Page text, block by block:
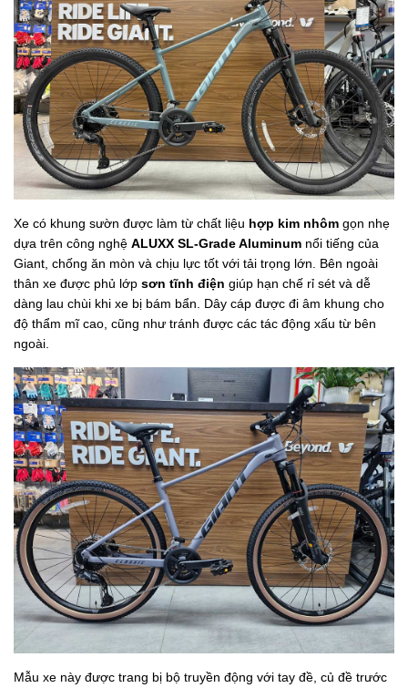
Xe có khung sườn được làm từ chất liệu hợp kim nhôm gọn nhẹ
dựa trên công nghệ ALUXX SL-Grade Aluminum nổi tiếng của
Giant, chống ăn mòn và chịu lực tốt với tải trọng lớn. Bên ngoài
thân xe được phủ lớp sơn tĩnh điện giúp hạn chế rỉ sét và dễ
dàng lau chùi khi xe bị bám bẩn. Dây cáp được đi âm khung cho
độ thẩm mĩ cao, cũng như tránh được các tác động xấu từ bên
ngoài.
Mẫu xe này được trang bị bộ truyền động với tay đề, củ đề trước